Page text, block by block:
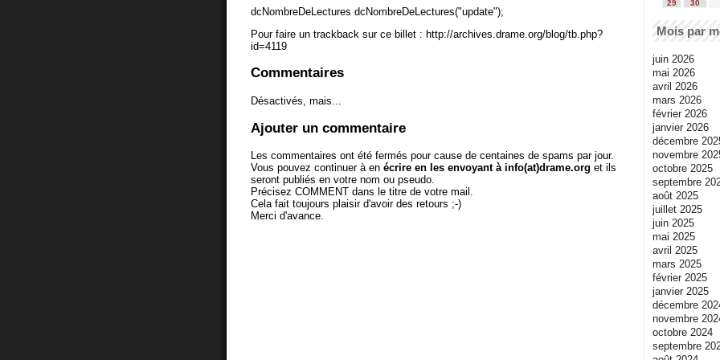
dcNombreDeLectures dcNombreDeLectures("update");
Pour faire un trackback sur ce billet : http://archives.drame.org/blog/tb.php?
id=4119
Commentaires
Désactivés, mais...
Ajouter un commentaire
Les commentaires ont été fermés pour cause de centaines de spams par jour.
Vous pouvez continuer à en écrire en les envoyant à info(at)drame.org et ils
seront publiés en votre nom ou pseudo.
Précisez COMMENT dans le titre de votre mail.
Cela fait toujours plaisir d'avoir des retours ;-)
Merci d'avance.
29
30
Mois par
juin 2026
mai 2026
avril 2026
mars 2026
février 2026
janvier 2026
décembre
novembre
octobre 2025
septembre
août 2025
juillet 2025
juin 2025
mai 2025
avril 2025
mars 2025
février 2025
janvier 2025
décembre
novembre
octobre 2024
septembre